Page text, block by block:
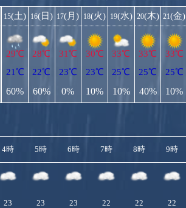
15(土)
29℃
21℃
60%
16(日)
28℃
22℃
60%
17(月)
31℃
23℃
0%
18(火)
30℃
23℃
10%
19(水)
33℃
25℃
10%
20(木)
33℃
25℃
40%
21(金)
33℃
25℃
10%
4時 5時 6時 7時 8時 9時
23 23 23 22 22 22